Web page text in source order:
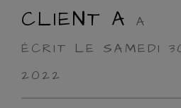
CLIENT A
A
ÉCRIT LE SAMEDI
2022